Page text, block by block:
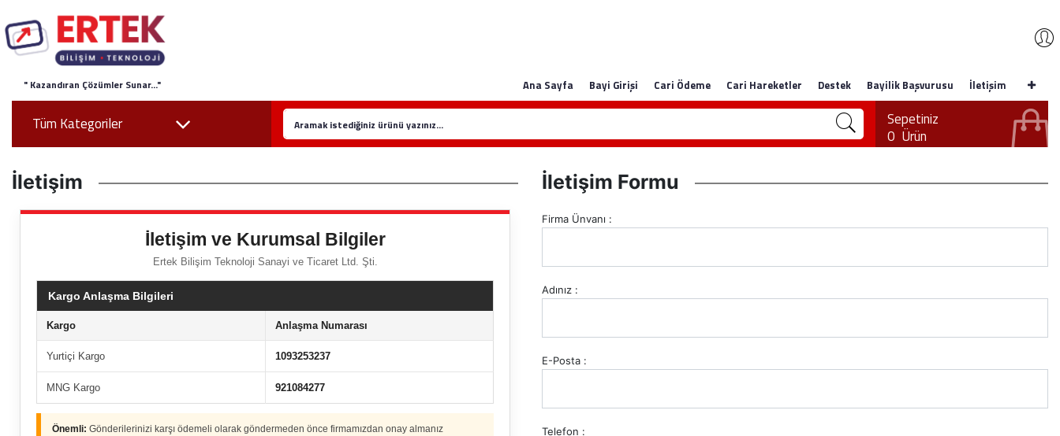
" Kazandıran Çözümler Sunar..." Ana Sayfa Bayi Girişi Cari Ödeme Cari Hareketler Destek Bayilik Başvurusu İletişim
Tüm Kategoriler
Sepetiniz
0 Ürün
İletişim
İletişim ve Kurumsal Bilgiler
Ertek Bilişim Teknoloji Sanayi ve Ticaret Ltd. Şti.
Kargo Anlaşma Bilgileri
Kargo Anlaşma Numarası
Yurtiçi Kargo 1093253237
MNG Kargo 921084277
Önemli: Gönderilerinizi karşı ödemeli olarak göndermeden önce firmamızdan onay almanız
İletişim Formu
Firma Ünvanı :
Adınız :
E-Posta :
Telefon :